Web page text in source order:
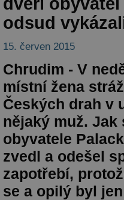
odsud
15. červen 2015
Chrudim - V
místní žena
Českých drah v
nějaký muž. Jak
obyvatele
zvedl a odešel
zapotřebí,
se a opilý byl